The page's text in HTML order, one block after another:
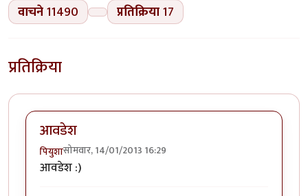
वाचने11490 प्रतिक्रिया17
प्रतिक्रिया
आवडेश
पियुशासोमवार, 14/01/2013 16:29
आवडेश :)